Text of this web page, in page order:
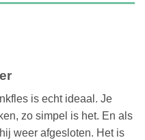
is echt ideaal. Je
zo simpel is het. En als
weer afgesloten. Het is